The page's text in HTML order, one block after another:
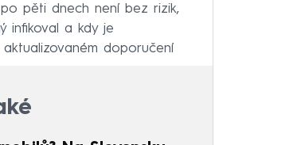
pěti dnech není bez rizik,
infikoval a kdy je
aktualizovaném doporučení